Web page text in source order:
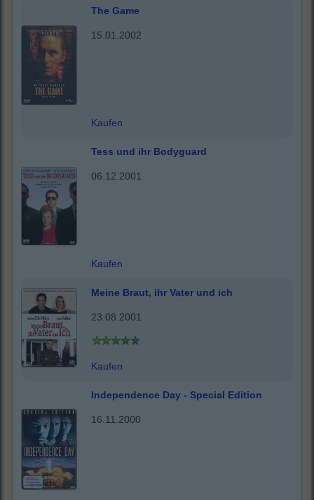
The Game
15.01.2002
Kaufen
Tess und ihr Bodyguard
06.12.2001
Kaufen
Meine Braut, ihr Vater und ich
23.08.2001
Kaufen
Independence Day - Special Edition
16.11.2000